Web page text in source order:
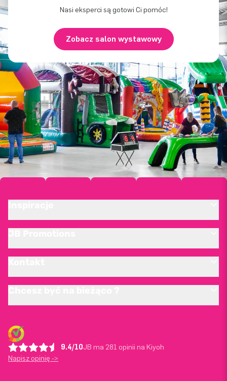
Nasi eksperci są gotowi Ci pomóc!
Zobacz salon wystawowy
9.4/10JB ma 281 opinii na Kiyoh
Napisz opinię ->